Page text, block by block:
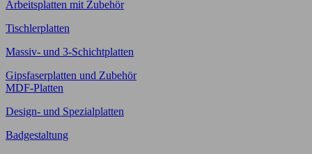
Arbeitsplatten mit Zubehör
Tischlerplatten
Massiv- und 3-Schichtplatten
Gipsfaserplatten und Zubehör
MDF-Platten
Design- und Spezialplatten
Badgestaltung